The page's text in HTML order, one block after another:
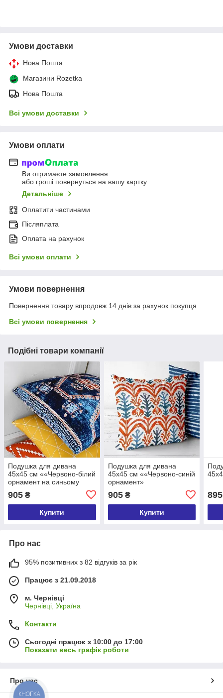
Умови доставки
Нова Пошта
Магазини Rozetka
Нова Пошта
Всі умови доставки
Умови оплати
Ви отримаєте замовлення
або гроші повернуться на вашу картку
Детальніше
Оплатити частинами
Післяплата
Оплата на рахунок
Всі умови оплати
Умови повернення
Повернення товару впродовж 14 днів за рахунок покупця
Всі умови повернення
Подібні товари компанії
Подушка для дивана
45х45 см ««Червоно-білий
орнамент на синьому
905 ₴
Купити
Подушка для дивана
45х45 см ««Червоно-синій
орнамент»
905₴
Купити
895
Про нас
95% позитивних з 82 відгуків за рік
Працює з 21.09.2018
м. Чернівці
Чернівці, Україна
Контакти
Сьогодні працює з 10:00 до 17:00
Показати весь графік роботи
Про нас
КНОПКА